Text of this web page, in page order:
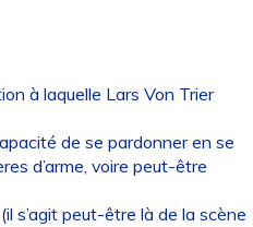
à laquelle Lars Von Trier
de se pardonner en se
d’arme, voire peut-être
s’agit peut-être là de la scène